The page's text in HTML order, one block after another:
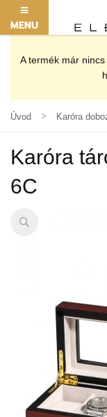
MENU
A termék már
Úvod Karóra
Karóra
6C